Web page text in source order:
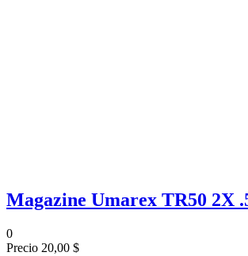
Magazine Umarex TR50 2X
0
Precio 20,00 $